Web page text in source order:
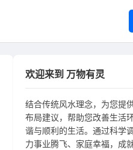
欢迎来到 万物有灵
结合传统风水理念，为您提
布局建议，帮助您改善生活
谐与顺利的生活。通过科学
力事业腾飞、家庭幸福，成